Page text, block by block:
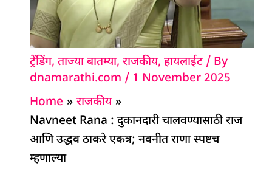
ट्रेंडिंग,ताज्या बातम्या,राजकीय,हायलाईट/ By
dnamarathi.com / 1 November 2025
Home
राजकीय
Navneet Rana : दुकानदारी चालवण्यासाठी राज
आणि उद्धव ठाकरे एकत्र; नवनीत राणा स्पष्टच
म्हणाल्या